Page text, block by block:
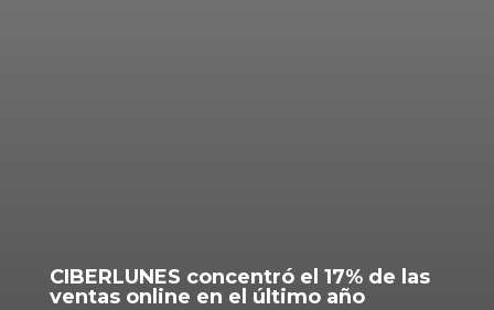
CIBERLUNES concentró el 17% de las
ventas online en el último año